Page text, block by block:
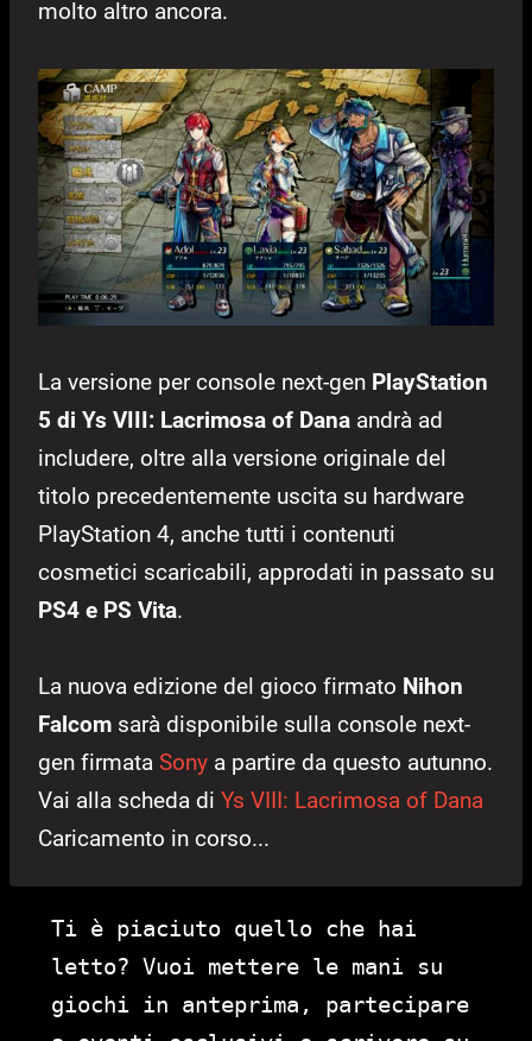
molto altro ancora.
La versione per console next-gen PlayStation
5 di Ys VIII: Lacrimosa of Dana andrà ad
includere, oltre alla versione originale del
titolo precedentemente uscita su hardware
PlayStation 4, anche tutti i contenuti
cosmetici scaricabili, approdati in passato su
PS4 e PS Vita.
La nuova edizione del gioco firmato Nihon
Falcom sarà disponibile sulla console next-
gen firmata Sony a partire da questo autunno.
Vai alla scheda di Ys VIII: Lacrimosa of Dana
Caricamento in corso...
Ti è piaciuto quello che hai
letto? Vuoi mettere le mani su
giochi in anteprima, partecipare